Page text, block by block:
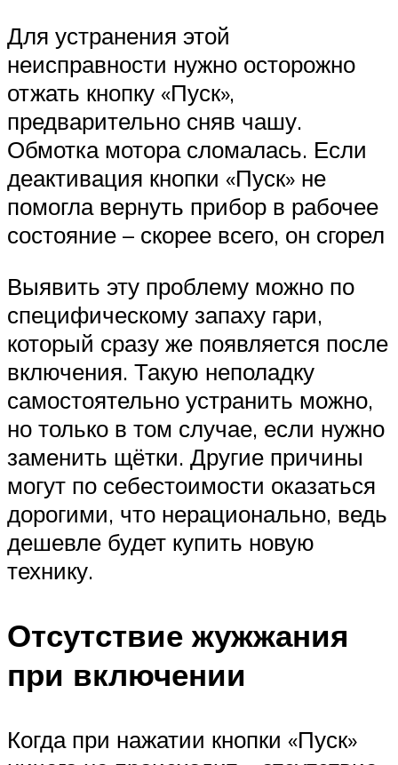
Для устранения этой
неисправности нужно осторожно
отжать кнопку «Пуск»,
предварительно сняв чашу.
Обмотка мотора сломалась. Если
деактивация кнопки «Пуск» не
помогла вернуть прибор в рабочее
состояние – скорее всего, он сгорел
Выявить эту проблему можно по
специфическому запаху гари,
который сразу же появляется после
включения. Такую неполадку
самостоятельно устранить можно,
но только в том случае, если нужно
заменить щётки. Другие причины
могут по себестоимости оказаться
дорогими, что нерационально, ведь
дешевле будет купить новую
технику.
Отсутствие жужжания
при включении
Когда при нажатии кнопки «Пуск»